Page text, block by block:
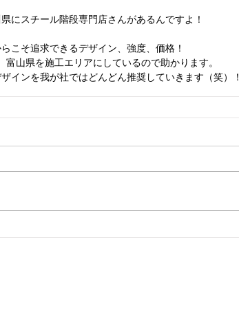
にスチール階段専門店さんがあるんですよ！
こそ追求できるデザイン、強度、価格！
富山県を施工エリアにしているので助かります。
インを我が社ではどんどん推奨していきます（笑）！